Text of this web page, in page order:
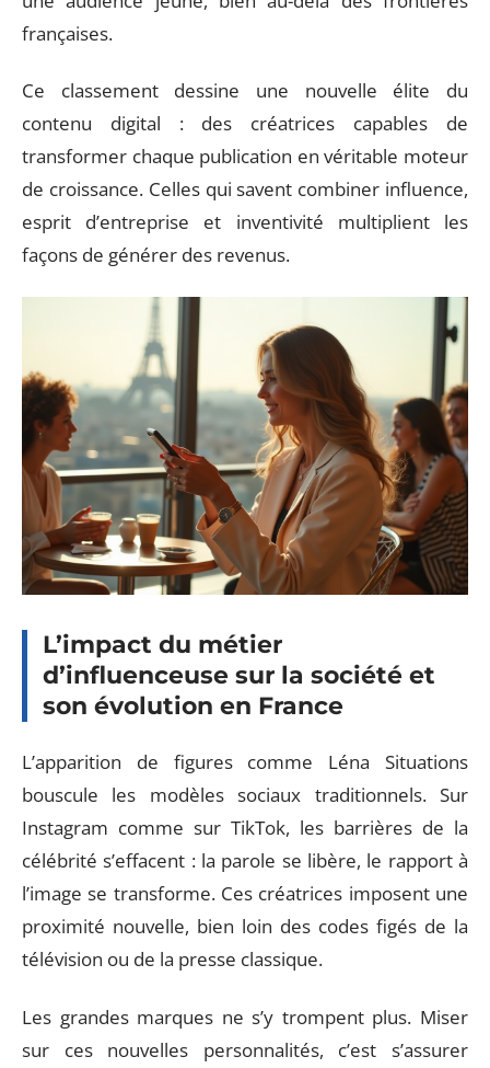
françaises.
Ce classement dessine une nouvelle élite du
contenu digital : des créatrices capables de
transformer chaque publication en véritable moteur
de croissance. Celles qui savent combiner influence,
esprit d’entreprise et inventivité multiplient les
façons de générer des revenus.
L’impact du métier
d’influenceuse sur la société et
son évolution en France
L’apparition de figures comme Léna Situations
bouscule les modèles sociaux traditionnels. Sur
Instagram comme sur TikTok, les barrières de la
célébrité s’effacent : la parole se libère, le rapport à
l’image se transforme. Ces créatrices imposent une
proximité nouvelle, bien loin des codes figés de la
télévision ou de la presse classique.
Les grandes marques ne s’y trompent plus. Miser
sur ces nouvelles personnalités, c’est s’assurer